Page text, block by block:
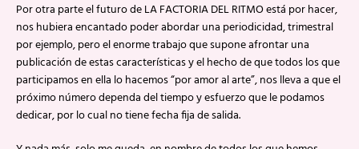
Por otra parte el futuro de LA FACTORIA DEL RITMO está por hacer,
nos hubiera encantado poder abordar una periodicidad, trimestral
por ejemplo, pero el enorme trabajo que supone afrontar una
publicación de estas características y el hecho de que todos los que
participamos en ella lo hacemos “por amor al arte”, nos lleva a que el
próximo número dependa del tiempo y esfuerzo que le podamos
dedicar, por lo cual no tiene fecha fija de salida.